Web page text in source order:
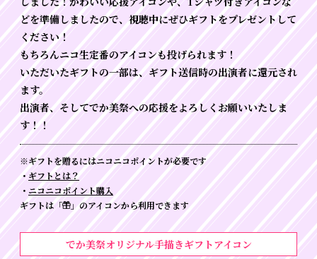
どを準備しましたので、視聴中にぜひギフトをプレゼントして
ください！
もちろんニコ生定番のアイコンも投げられます！
いただいたギフトの一部は、ギフト送信時の出演者に還元され
ます。
出演者、そしてでか美祭への応援をよろしくお願いいたしま
す！！
※ギフトを贈るにはニコニコポイントが必要です
・ギフトとは？
・ ニコニコポイント購入
ギフトは「
」のアイコンから利用できます
でか美祭オリジナル手描きギフトアイコン